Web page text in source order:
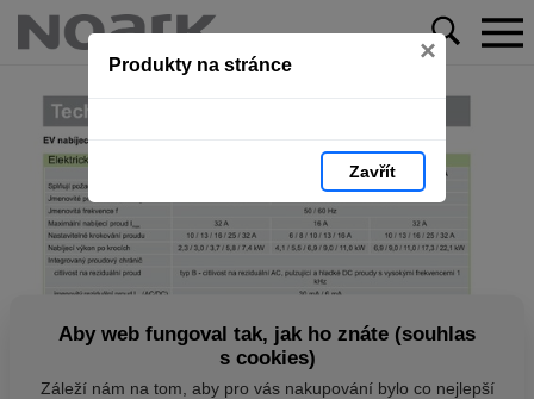
Produkty na stránce ×
Zavřít
Aby web fungoval tak, jak ho znáte (souhlas
s cookies)
Záleží nám na tom, aby pro vás nakupování bylo co nejlepší